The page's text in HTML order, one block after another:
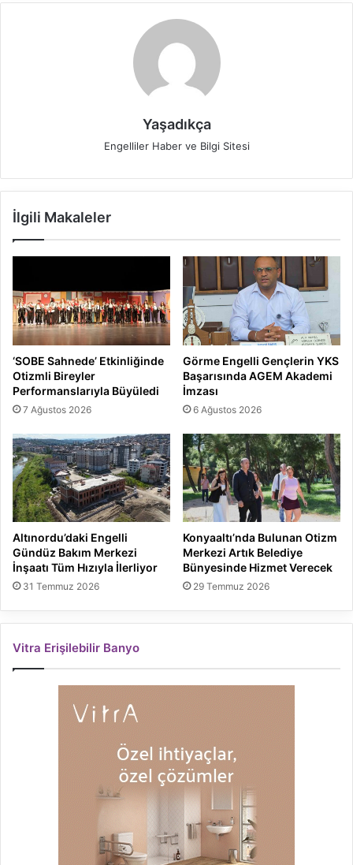
Yaşadıkça
Engelliler Haber ve Bilgi Sitesi
İlgili Makaleler
‘SOBE Sahnede’ Etkinliğinde
Otizmli Bireyler
Performanslarıyla Büyüledi
7 Ağustos 2026
Görme Engelli Gençlerin YKS
Başarısında AGEM Akademi
İmzası
6 Ağustos 2026
Altınordu’daki Engelli
Gündüz Bakım Merkezi
İnşaatı Tüm Hızıyla İlerliyor
31 Temmuz 2026
Konyaaltı’nda Bulunan Otizm
Merkezi Artık Belediye
Bünyesinde Hizmet Verecek
29 Temmuz 2026
Vitra Erişilebilir Banyo